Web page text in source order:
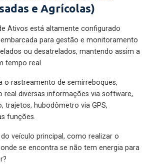
e Agrícolas)
Ativos está altamente configurado
para gestão e monitoramento
ou desatrelados, mantendo assim a
tempo real.
o rastreamento de semirreboques,
diversas informações via software,
trajetos, hubodômetro via GPS,
funções.
veículo principal, como realizar o
se encontra se não tem energia para